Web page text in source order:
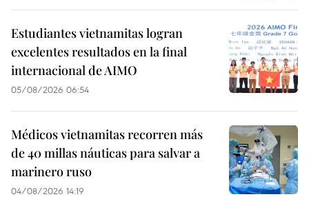
Estudiantes vietnamitas logran
excelentes resultados en la final
internacional de AIMO
05/08/2026 06:54
Médicos vietnamitas recorren más
de 40 millas náuticas para salvar a
marinero ruso
04/08/2026 14:19